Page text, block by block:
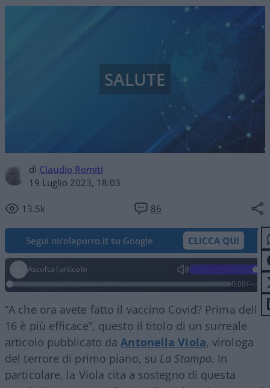
di Claudio Romiti
19 Luglio 2023, 18:03
13.5k 86
SALUTE
Segui nicolaporro.it su Google CLICCA QUI
Ascolta l'articolo
0:00/--:--
“A che ora avete fatto il vaccino Covid? Prima delle
16 è più efficace”, questo il titolo di un surreale
articolo pubblicato daAntonella Viola, virologa
del terrore di primo piano, su La Stampa. In
particolare, la Viola cita a sostegno di questa